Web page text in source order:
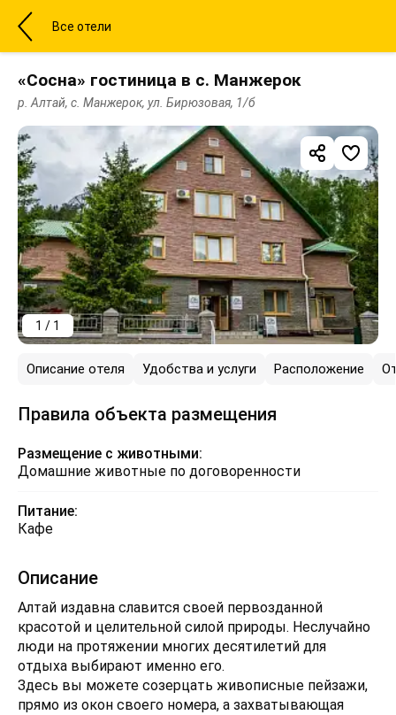
Все отели
«Сосна» гостиница в с. Манжерок
р. Алтай, с. Манжерок, ул. Бирюзовая, 1/б
1 / 1
Описание отеля Удобства и услуги Расположение
Правила объекта размещения
Размещение с животными:
Домашние животные по договоренности
Питание:
Кафе
Описание
Алтай издавна славится своей первозданной
красотой и целительной силой природы. Неслучайно
люди на протяжении многих десятилетий для
отдыха выбирают именно его.
Здесь вы можете созерцать живописные пейзажи,
прямо из окон своего номера, а захватывающая